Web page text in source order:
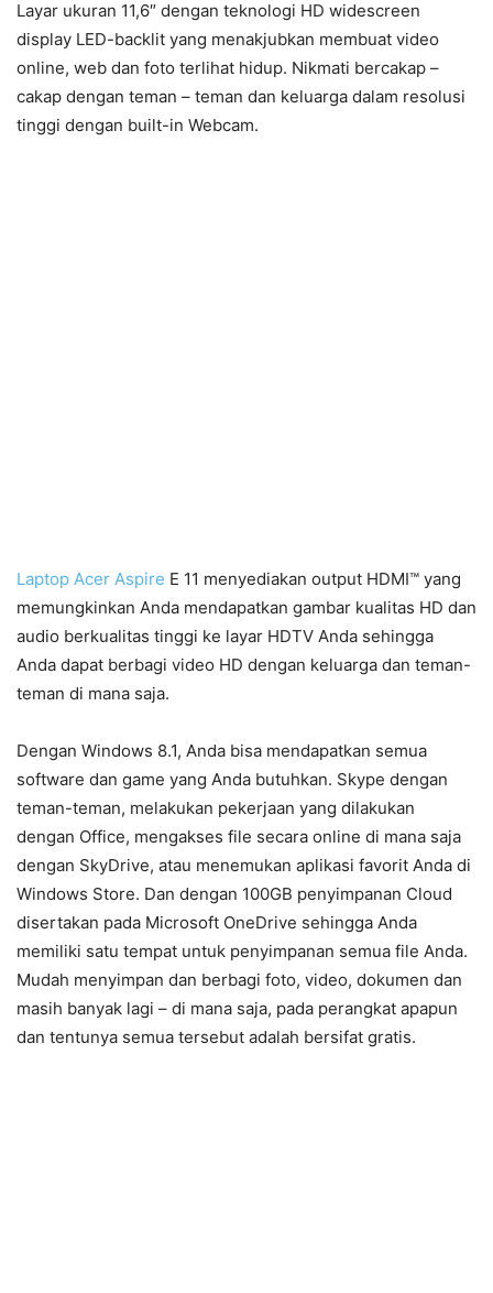
Layar ukuran 11,6″ dengan teknologi HD widescreen
display LED-backlit yang menakjubkan membuat video
online, web dan foto terlihat hidup. Nikmati bercakap –
cakap dengan teman – teman dan keluarga dalam resolusi
tinggi dengan built-in Webcam.
Laptop Acer Aspire E 11 menyediakan output HDMI™ yang
memungkinkan Anda mendapatkan gambar kualitas HD dan
audio berkualitas tinggi ke layar HDTV Anda sehingga
Anda dapat berbagi video HD dengan keluarga dan teman-
teman di mana saja.
Dengan Windows 8.1, Anda bisa mendapatkan semua
software dan game yang Anda butuhkan. Skype dengan
teman-teman, melakukan pekerjaan yang dilakukan
dengan Office, mengakses file secara online di mana saja
dengan SkyDrive, atau menemukan aplikasi favorit Anda di
Windows Store. Dan dengan 100GB penyimpanan Cloud
disertakan pada Microsoft OneDrive sehingga Anda
memiliki satu tempat untuk penyimpanan semua file Anda.
Mudah menyimpan dan berbagi foto, video, dokumen dan
masih banyak lagi – di mana saja, pada perangkat apapun
dan tentunya semua tersebut adalah bersifat gratis.